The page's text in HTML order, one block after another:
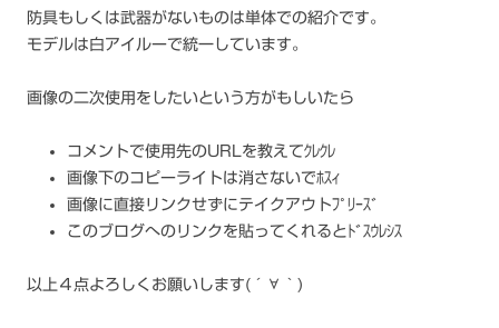
防具もしくは武器がないものは単体での紹介です。
モデルは白アイルーで統一しています。
画像の二次使用をしたいという方がもしいたら
コメントで使用先のURLを教えてｸﾚｸﾚ
画像下のコピーライトは消さないでﾎｽｨ
画像に直接リンクせずにテイクアウトﾌﾟﾘｰｽﾞ
このブログへのリンクを貼ってくれるとﾄﾞｽｳﾚｼｽ
以上４点よろしくお願いします(´∀｀)